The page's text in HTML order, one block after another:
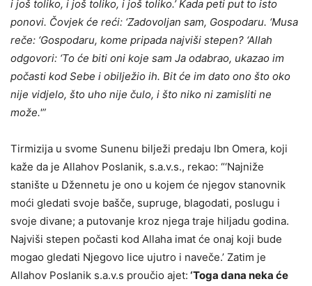
i još toliko, i još toliko, i još toliko.’ Kada peti put to isto
ponovi. Čovjek će reći: ‘Zadovoljan sam, Gospodaru. ‘Musa
reče: ‘Gospodaru, kome pripada najviši stepen? ‘Allah
odgovori: ‘To će biti oni koje sam Ja odabrao, ukazao im
počasti kod Sebe i obilježio ih. Bit će im dato ono što oko
nije vidjelo, što uho nije čulo, i što niko ni zamisliti ne
može.'”
Tirmizija u svome Sunenu bilježi predaju Ibn Omera, koji
kaže da je Allahov Poslanik, s.a.v.s., rekao: “‘Najniže
stanište u Džennetu je ono u kojem će njegov stanovnik
moći gledati svoje bašče, supruge, blagodati, poslugu i
svoje divane; a putovanje kroz njega traje hiljadu godina.
Najviši stepen počasti kod Allaha imat će onaj koji bude
mogao gledati Njegovo lice ujutro i naveče.’ Zatim je
Allahov Poslanik s.a.v.s proučio ajet: ‘Toga dana neka će